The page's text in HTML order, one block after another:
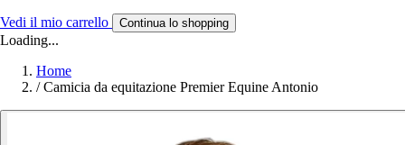
Vedi il mio carrello Continua lo shopping
Loading...
Home
/ Camicia da equitazione Premier Equine Antonio